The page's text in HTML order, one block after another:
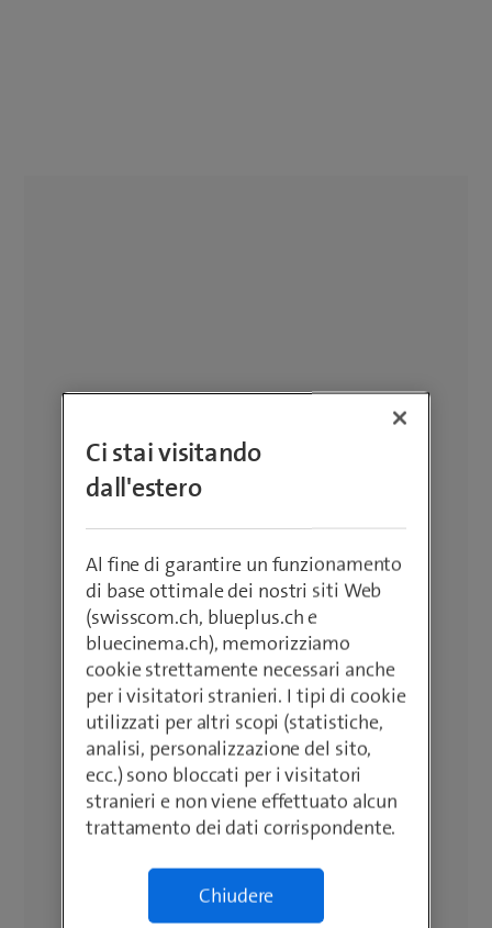
Ci stai visitando
dall'estero
Al fine di garantire un funzionamento
di base ottimale dei nostri siti Web
(swisscom.ch, blueplus.ch e
bluecinema.ch), memorizziamo
cookie strettamente necessari anche
per i visitatori stranieri. I tipi di cookie
utilizzati per altri scopi (statistiche,
analisi, personalizzazione del sito,
ecc.) sono bloccati per i visitatori
stranieri e non viene effettuato alcun
trattamento dei dati corrispondente.
Chiudere